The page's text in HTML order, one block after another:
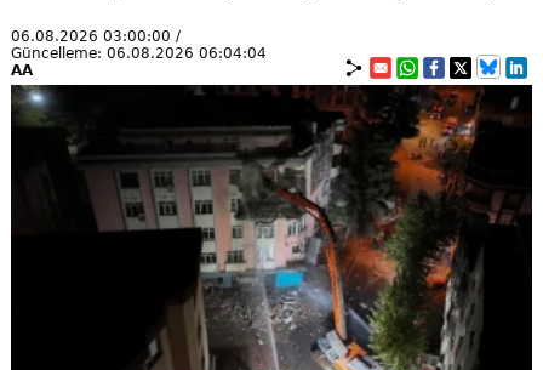
06.08.2026 03:00:00 /
Güncelleme: 06.08.2026 06:04:04
AA